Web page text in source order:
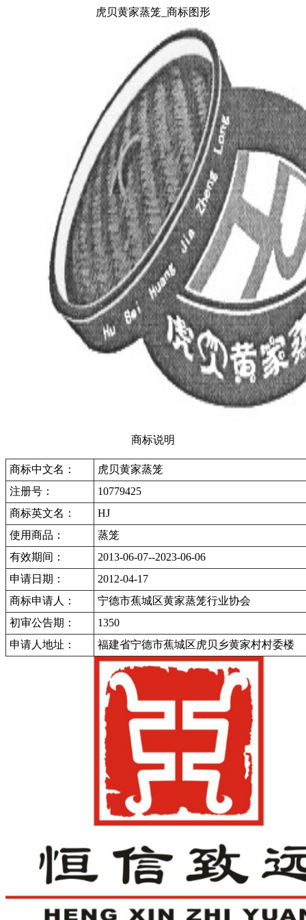
虎贝黄家蒸笼_商标图形
商标说明
商标中文名：
虎贝黄家蒸笼
注册号：
10779425
商标英文名：
HJ
使用商品：
蒸笼
有效期间：
2013-06-07--2023-06-06
申请日期：
2012-04-17
商标申请人：
宁德市蕉城区黄家蒸笼行业协会
初审公告期：
1350
申请人地址：
福建省宁德市蕉城区虎贝乡黄家村村委楼